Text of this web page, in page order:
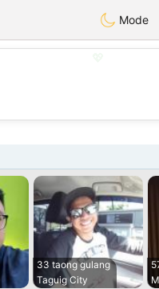
Mode
33 taong gulang
Taguig City